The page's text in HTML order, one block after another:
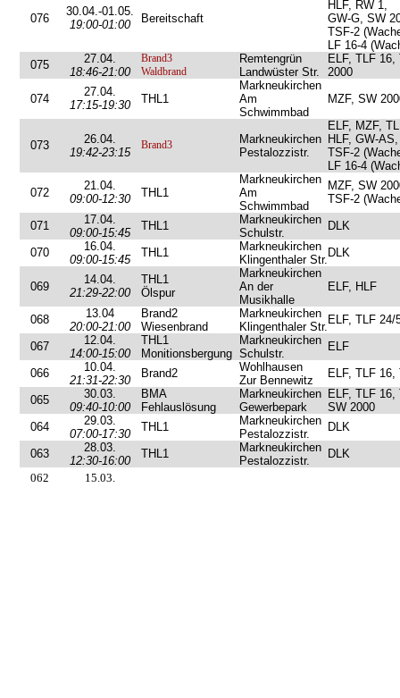
076
30.04.-01.05.
19:00-01:00
Bereitschaft
HLF, RW 1,
GW-G, SW
TSF-2
LF 16-4
075
27.04.
18:46-21:00
Brand3
Waldbrand
Remtengrün
Landwüster Str.
ELF, TLF 16,
2000
074
27.04.
17:15-19:30
THL1
Markneukirchen
Am
Schwimmbad
MZF, SW
073
26.04.
19:42-23:15
Brand3
Markneukirchen
Pestalozzistr.
ELF, MZF,
HLF, GW-
TSF-2
LF 16-4
072
21.04.
09:00-12:30
THL1
Markneukirchen
Am
Schwimmbad
MZF, SW
TSF-2
071
17.04.
09:00-15:45
THL1
Markneukirchen
Schulstr.
DLK
070
16.04.
09:00-15:45
THL1
Markneukirchen
Klingenthaler Str.
DLK
069
14.04.
21:29-22:00
THL1
Ölspur
Markneukirchen
An der
Musikhalle
ELF, HLF
068
13.04
20:00-21:00
Brand2
Wiesenbrand
Markneukirchen
Klingenthaler Str.
ELF, TLF 24/
067
12.04.
14:00-15:00
THL1
Monitionsbergung
Markneukirchen
Schulstr.
ELF
066
10.04.
21:31-22:30
Brand2
Wohlhausen
Zur Bennewitz
ELF, TLF
065
30.03.
09:40-10:00
BMA
Fehlauslösung
Markneukirchen
Gewerbepark
ELF, TLF 16,
SW 2000
064
29.03.
07:00-17:30
THL1
Markneukirchen
Pestalozzistr.
DLK
063
28.03.
12:30-16:00
THL1
Markneukirchen
Pestalozzistr.
DLK
062
15.03.